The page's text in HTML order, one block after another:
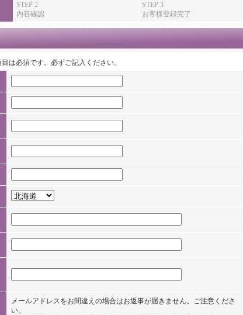
STEP 2
内容確認
STEP 3
お客様登録完了
は必須です。必ずご記入ください。
メールアドレスをお間違えの場合はお返事が届きません。ご注意くださ
い。